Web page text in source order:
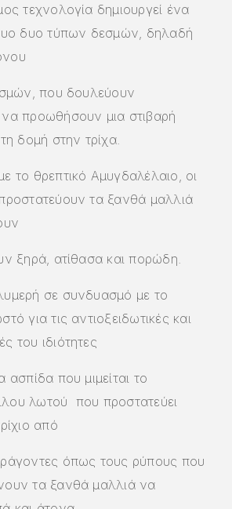
τεχνολογία δημιουργεί ένα
δυο τύπων δεσμών, δηλαδή
που δουλεύουν
προωθήσουν μια στιβαρή
δομή στην τρίχα.
το θρεπτικό Αμυγδαλέλαιο, οι
τα ξανθά μαλλιά
ξηρά, ατίθασα και πορώδη.
σε συνδυασμό με το
για τις αντιοξειδωτικές και
του ιδιότητες
ασπίδα που μιμείται το
λωτού που προστατεύει
από
όπως τους ρύπους που
τα ξανθά μαλλιά να